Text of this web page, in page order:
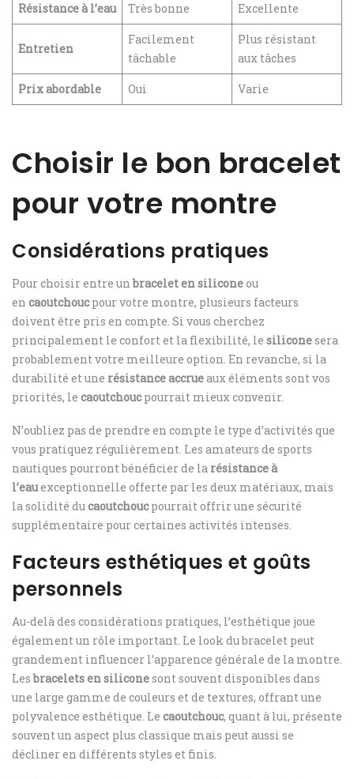
Résistance à l’eau Très bonne Excellente
Entretien
Facilement
tâchable
Plus résistant
aux tâches
Prix abordable Oui Varie
Choisir le bon bracelet
pour votre montre
Considérations pratiques
Pour choisir entre unbracelet en siliconeou
en caoutchoucpour votre montre, plusieurs facteurs
doivent être pris en compte. Si vous cherchez
principalement le confort et la flexibilité, le siliconesera
probablement votre meilleure option. En revanche, si la
durabilité et une résistance accrueaux éléments sont vos
priorités, le caoutchoucpourrait mieux convenir.
N’oubliez pas de prendre en compte le type d’activités que
vous pratiquez régulièrement. Les amateurs de sports
nautiques pourront bénéficier de la résistance à
l’eauexceptionnelle offerte par les deux matériaux, mais
la solidité ducaoutchoucpourrait offrir une sécurité
supplémentaire pour certaines activités intenses.
Facteurs esthétiques et goûts
personnels
Au-delà des considérations pratiques, l’esthétique joue
également un rôle important. Le look du bracelet peut
grandement influencer l’apparence générale de la montre.
Lesbracelets en siliconesont souvent disponibles dans
une large gamme de couleurs et de textures, offrant une
polyvalence esthétique. Le caoutchouc, quant à lui, présente
souvent un aspect plus classique mais peut aussi se
décliner en différents styles et finis.